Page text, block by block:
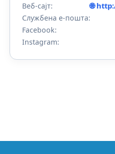
Веб-сајт: 🌐
Службена е-пошта:
Facebook:
Instagram: